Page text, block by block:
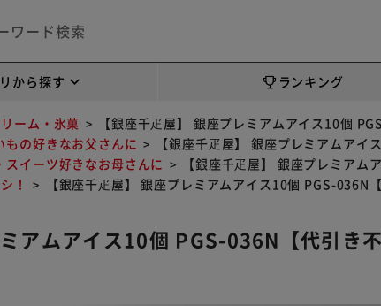
から探す ランキング
ーム・氷菓
【銀座千疋屋】 銀座プレミアムアイス10個
もの好きなお父さんに
【銀座千疋屋】 銀座プレミアムアイ
スイーツ好きなお母さんに
【銀座千疋屋】 銀座プレミアム
！ 【銀座千疋屋】 銀座プレミアムアイス10個 PGS-036N
アムアイス10個 PGS-036N【代引き不